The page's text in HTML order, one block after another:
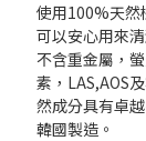
使用100%天然
可以安心用來
不含重金屬，
素，LAS,AOS
然成分具有卓
韓國製造。